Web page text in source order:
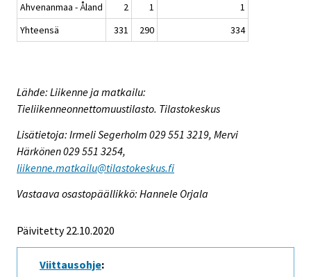
Ahvenanmaa - Åland
2 1
1
Yhteensä
331 290 334
Lähde: Liikenne ja matkailu:
Tieliikenneonnettomuustilasto. Tilastokeskus
Lisätietoja: Irmeli Segerholm 029 551 3219, Mervi
Härkönen 029 551 3254,
liikenne.matkailu@tilastokeskus.fi
Vastaava osastopäällikkö: Hannele Orjala
Päivitetty 22.10.2020
Viittausohje: